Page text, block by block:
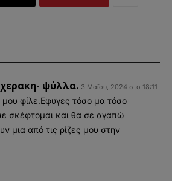
ψύλλα. 3 Μαΐου, 2024 στο 18:11
μου φίλε.Εφυγες τόσο μα τόσο
σκέφτομαι και θα σε αγαπώ
μια από τις ρίζες μου στην